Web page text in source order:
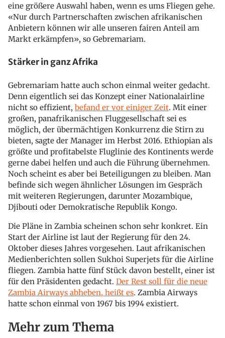
eine größere Auswahl haben, wenn es ums Fliegen gehe.
«Nur durch Partnerschaften zwischen afrikanischen
Anbietern können wir alle unseren fairen Anteil am
Markt erkämpfen», so Gebremariam.
Stärker in ganz Afrika
Gebremariam hatte auch schon einmal weiter gedacht.
Denn eigentlich sei das Konzept einer Nationalairline
nicht so effizient, befand er vor einiger Zeit. Mit einer
großen, panafrikanischen Fluggesellschaft sei es
möglich, der übermächtigen Konkurrenz die Stirn zu
bieten, sagte der Manager im Herbst 2016. Ethiopian als
größte und profitabelste Fluglinie des Kontinents werde
gerne dabei helfen und auch die Führung übernehmen.
Noch scheint es aber bei Beteiligungen zu bleiben. Man
befinde sich wegen ähnlicher Lösungen im Gespräch
mit weiteren Regierungen, darunter Mozambique,
Djibouti oder Demokratische Republik Kongo.
Die Pläne in Zambia scheinen schon sehr konkret. Ein
Start der Airline ist laut der Regierung für den 24.
Oktober dieses Jahres vorgesehen. Laut afrikanischen
Medienberichten sollen Sukhoi Superjets für die Airline
fliegen. Zambia hatte fünf Stück davon bestellt, einer ist
für den Präsidenten gedacht. Der Rest soll für die neue
Zambia Airways abheben, heißt es. Zambia Airways
hatte schon einmal von 1967 bis 1994 existiert.
Mehr zum Thema